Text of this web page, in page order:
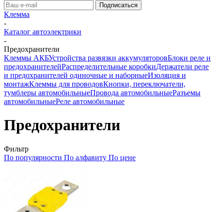
Клемма
-
Каталог автоэлектрики
-
Предохранители
Клеммы АКБУстройства развязки аккумуляторовБлоки реле и
предохранителейРаспределительные коробкиДержатели реле
и предохранителей одиночные и наборныеИзоляция и
монтажКлеммы для проводовКнопки, переключатели,
тумблеры автомобильныеПровода автомобильныеРазъемы
автомобильныеРеле автомобильные
Предохранители
Фильтр
По популярности По алфавиту По цене